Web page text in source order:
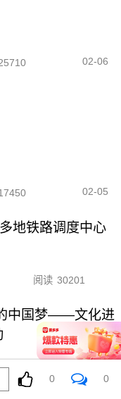
02-06
02-05
地铁路调度中心
阅读 30201
中国梦——文化进
0 0